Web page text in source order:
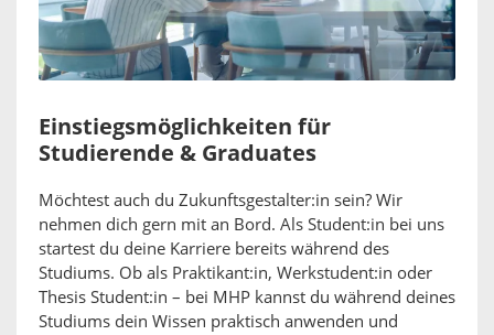
Einstiegsmöglichkeiten für
Studierende & Graduates
Möchtest auch du Zukunftsgestalter:in sein? Wir
nehmen dich gern mit an Bord. Als Student:in bei uns
startest du deine Karriere bereits während des
Studiums. Ob als Praktikant:in, Werkstudent:in oder
Thesis Student:in – bei MHP kannst du während deines
Studiums dein Wissen praktisch anwenden und